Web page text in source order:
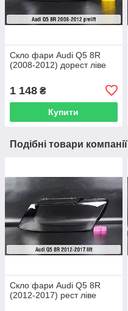
Скло фари Audi Q5 8R
(2008-2012) дорест ліве
1 148 ₴
Купити
Подібні товари компанії
Скло фари Audi Q5 8R
(2012-2017) рест ліве